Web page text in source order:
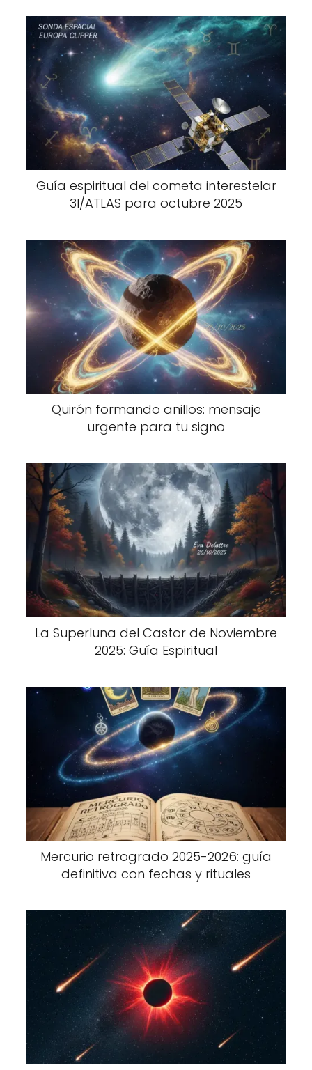
Guía espiritual del cometa interestelar
3I/ATLAS para octubre 2025
Quirón formando anillos: mensaje
urgente para tu signo
La Superluna del Castor de Noviembre
2025: Guía Espiritual
Mercurio retrogrado 2025-2026: guía
definitiva con fechas y rituales